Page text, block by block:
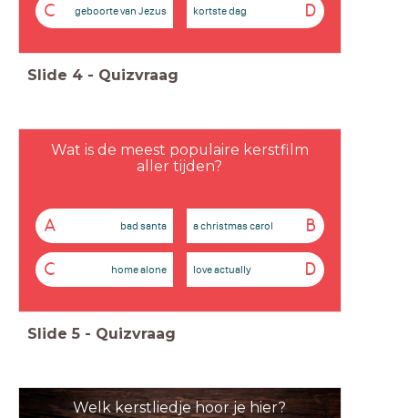
C geboorte van Jezus D
kortste dag
Slide 4 - Quizvraag
Wat is de meest populaire kerstfilm
aller tijden?
A bad santa B
a christmas carol
C home alone D
love actually
Slide 5 - Quizvraag
Welk kerstliedje hoor je hier?